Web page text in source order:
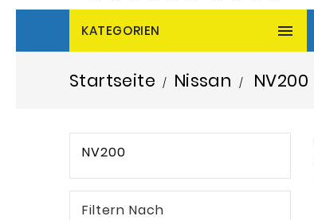
KATEGORIEN 
Startseite Nissan NV200
NV200
Filtern Nach